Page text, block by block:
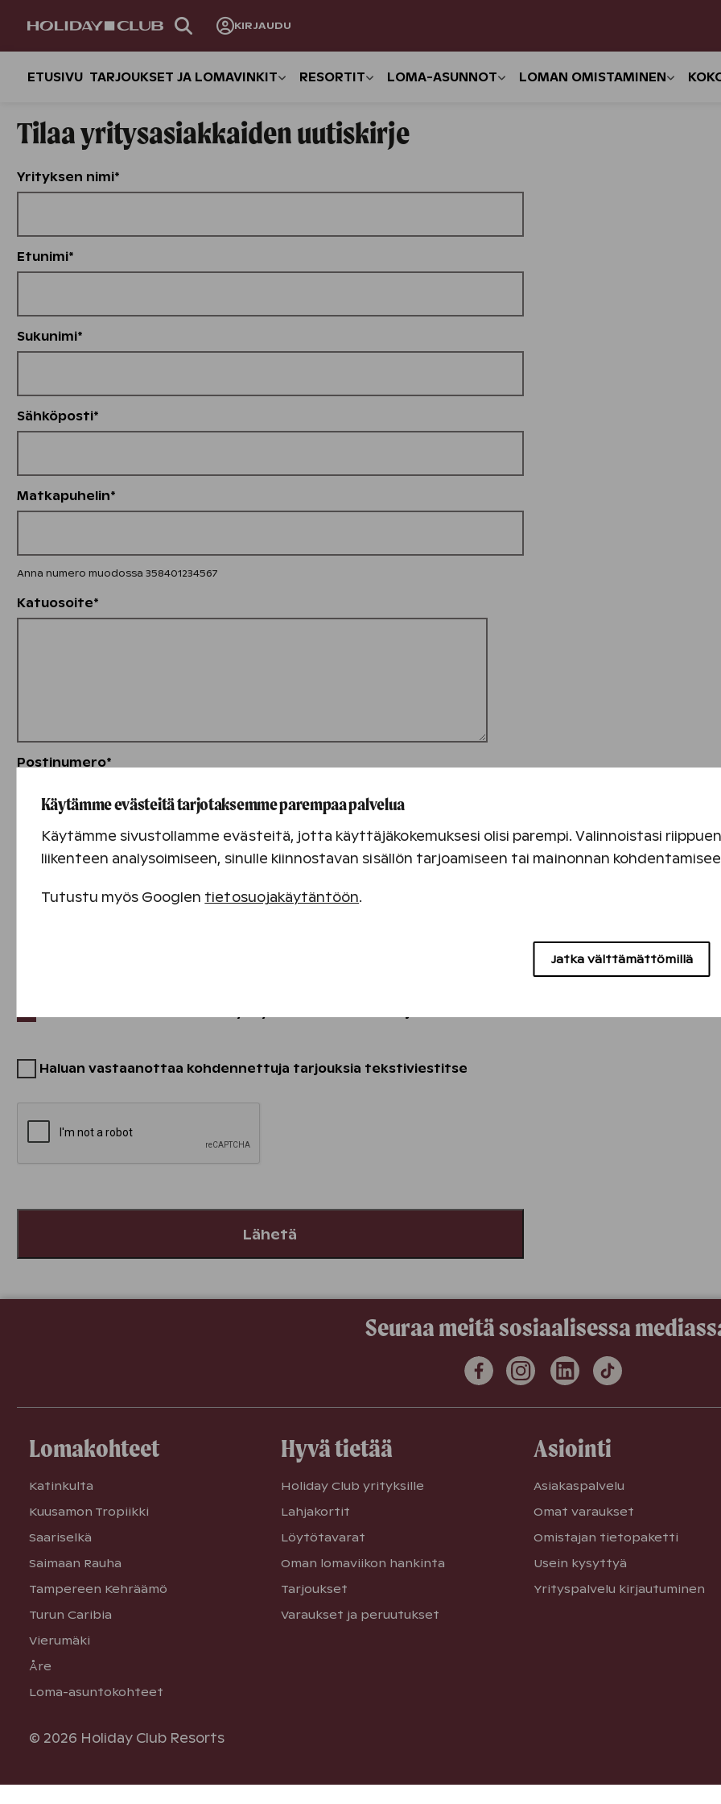
SIVUNAVIGOINTI
KIRJAUDU
ETUSIVU TARJOUKSET JA LOMAVINKIT RESORTIT LOMA-ASUNNOT LOMAN OMISTAMINEN
Tilaa yritysasiakkaiden uutiskirje
Yrityksen nimi*
Etunimi*
Sukunimi*
Sähköposti*
Matkapuhelin*
Anna numero muodossa 358401234567
Katuosoite*
Postinumero*
Paikkakunta*
Haluan vastaanottaa kohdennettuja tarjouksia tekstiviestitse
Seuraa meitä sosiaalisessa
Lomakohteet
Katinkulta
Kuusamon Tropiikki
Saariselkä
Saimaan Rauha
Tampereen Kehräämö
Turun Caribia
Vierumäki
Åre
Loma-asuntokohteet
Hyvä tietää
Holiday Club yrityksille
Lahjakortit
Löytötavarat
Oman lomaviikon hankinta
Tarjoukset
Varaukset ja peruutukset
Asiointi
Asiakaspalvelu
Omat varaukset
Omistajan tietopaketti
Usein kysyttyä
Yrityspalvelu kirjautuminen
© 2026 Holiday Club Resorts
Käytämme evästeitä tarjotaksemme parempaa palvelua
Käytämme sivustollamme evästeitä, jotta käyttäjäkokemuksesi olisi parempi. Valinnoistasi
liikenteen analysoimiseen, sinulle kiinnostavan sisällön tarjoamiseen tai mainonnan
Tutustu myös Googlen tietosuojakäytäntöön.
Sisällön kohdentamisen evästeet
Jatka välttämättömillä